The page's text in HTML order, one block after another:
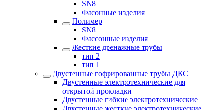
SN8
Фасонные изделия
Полимер
SN8
Фассонные изделия
Жесткие дренажные трубы
тип 2
тип 1
Двустенные гофрированные трубы ДКС
Двустенные электротехнические для
открытой прокладки
Двустенные гибкие электротехнические
Двустенные жесткие электротехнические